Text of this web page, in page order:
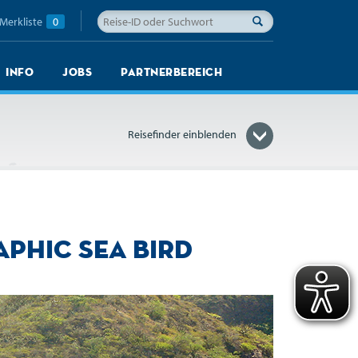
Merkliste 0
Info Jobs Partnerbereich
Reisefinder einblenden
Sea Bird